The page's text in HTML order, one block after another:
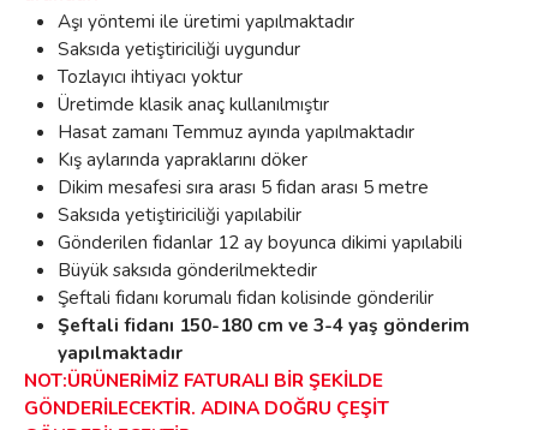
Aşı yöntemi ile üretimi yapılmaktadır
Saksıda yetiştiriciliği uygundur
Tozlayıcı ihtiyacı yoktur
Üretimde klasik anaç kullanılmıştır
Hasat zamanı Temmuz ayında yapılmaktadır
Kış aylarında yapraklarını döker
Dikim mesafesi sıra arası 5 fidan arası 5 metre
Saksıda yetiştiriciliği yapılabilir
Gönderilen fidanlar 12 ay boyunca dikimi yapılabili
Büyük saksıda gönderilmektedir
Şeftali fidanı korumalı fidan kolisinde gönderilir
Şeftali fidanı 150-180 cm ve 3-4 yaş gönderim
yapılmaktadır
NOT:ÜRÜNERİMİZ FATURALI BİR ŞEKİLDE
GÖNDERİLECEKTİR. ADINA DOĞRU ÇEŞİT